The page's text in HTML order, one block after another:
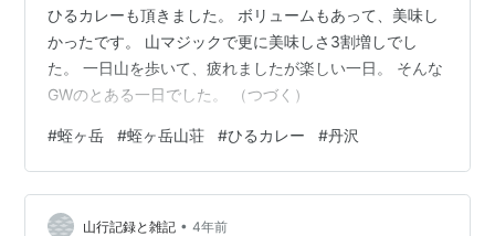
ひるカレーも頂きました。 ボリュームもあって、美味し
かったです。 山マジックで更に美味しさ3割増しでし
た。 一日山を歩いて、疲れましたが楽しい一日。 そんな
GWのとある一日でした。 （つづく）
#蛭ヶ岳 #蛭ヶ岳山荘 #ひるカレー #丹沢
山行記録と雑記 • 4年前